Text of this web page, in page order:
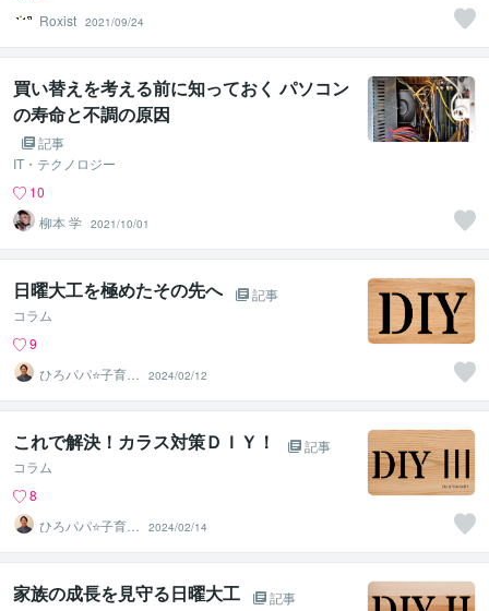
Roxist 2021/09/24
買い替えを考える前に知っておく パソコン
の寿命と不調の原因
記事
IT・テクノロジー
10
柳本 学 2021/10/01
日曜大工を極めたその先へ
記事
コラム
9
ひろパパ⭐️子育て
の愛伝えるカウ
ンセラー
2024/02/12
これで解決！カラス対策ＤＩＹ！
記事
コラム
8
ひろパパ⭐️子育て
の愛伝えるカウ
ンセラー
2024/02/14
家族の成長を見守る日曜大工
記事